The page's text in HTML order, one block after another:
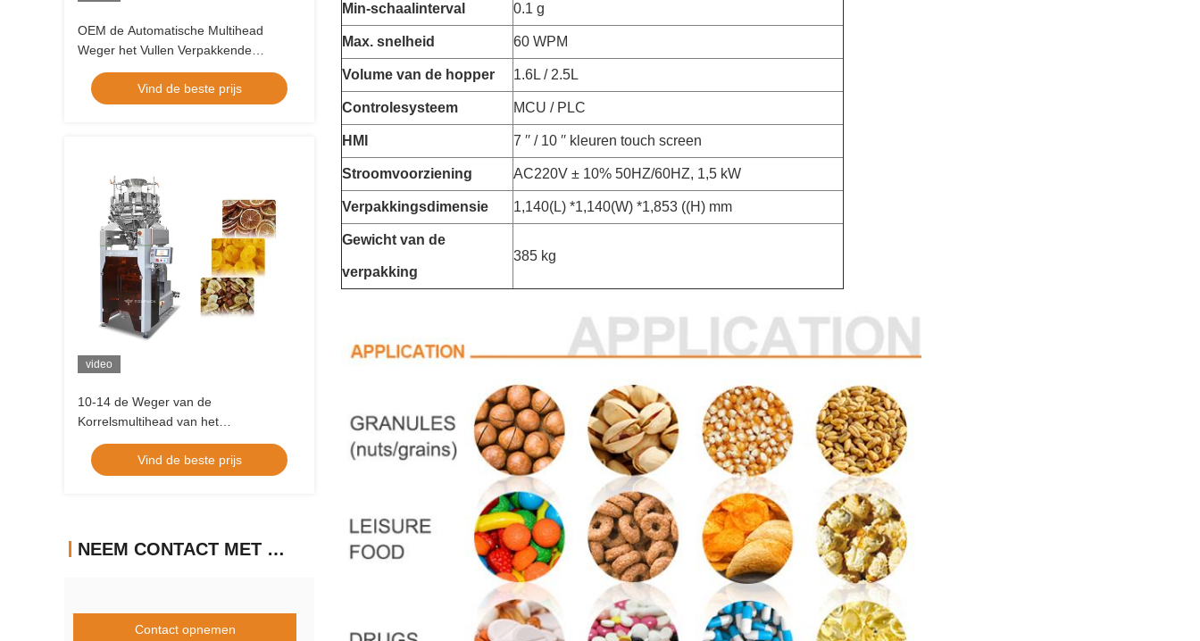
OEM de Automatische Multihead
Weger het Vullen Verpakkende
Machine van de Systeem Stevige
Korrel
Vind de beste prijs
video
10-14 de Weger van de
Korrelsmultihead van het
vultrechtersroestvrije staal met Touch
screenbeeldschermsysteem
Vind de beste prijs
NEEM CONTACT MET ONS OP
Contact opnemen
Min-schaalinterval 0.1 g
Max. snelheid 60 WPM
Volume van de hopper 1.6L / 2.5L
Controlesysteem MCU / PLC
HMI 7 ′′ / 10 ′′ kleuren touch screen
Stroomvoorziening AC220V ± 10% 50HZ/60HZ, 1,5 kW
Verpakkingsdimensie 1,140(L) *1,140(W) *1,853 ((H) mm
Gewicht van de
verpakking
385 kg